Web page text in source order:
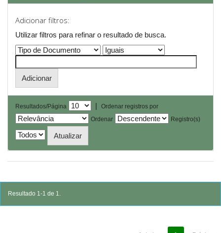
Adicionar filtros:
Utilizar filtros para refinar o resultado de busca.
Resultados/Página |
Ordenar registros por
Ordenar
Registro(s)
Resultado 1-1 de 1.